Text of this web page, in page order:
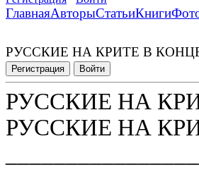
ГлавнаяАвторыСтатьиКниги
РУССКИЕ НА КРИТЕ В
Регистрация Войти
РУССКИЕ НА
РУССКИЕ НА